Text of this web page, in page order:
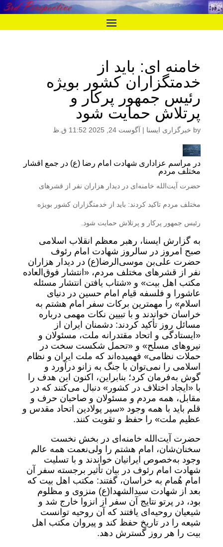
خامنه ای: باید از
خدمتگزاران کشور بویژه
رئیس جمهور پرکار و
پرتلاش حمایت شود
by خبرگزاری ایسنا | آگوست 24, 2025 11:52 ق.ظ
در مراسم عزاداری شهادت امام رضا (ع) در جمع اقشار
مختلف مردم
حضرت آیت‌الله خامنه‌ای در دیدار هزاران نفر از قشرهای
مختلف مردم تاکید کردند: باید از خدمتگزاران کشور بویژه
رئیس جمهور پرکار و پرتلاش حمایت شود.
به گزارش ایسنا، رهبر معظم انقلاب اسلامی
صبح امروز در سالروز شهادت امام‌ رئوف
حضرت علی‌بن‌ موسی‌الرضا(ع) در دیدار هزاران
نفر از قشرهای مختلف مردم، «انتشار فوق‌العاده
مکتب اهل بیت» و «شتاب یافتن انتشار مسئله
عاشورا و فلسفه قیام امام حسین در دنیای
اسلام» را مهمترین برکات سفر امام هشتم به
خراسان خواندند و با تبیین نکات مهمی درباره
مسائل روز تأکید کردند: دشمنان ایران از
«ایستادگی و اتحاد مقتدرانه ملت، مسئولان و
نیروهای مسلح» و «تحمل شکست سخت در
حملات نظامی» فهمیده‌اند که ملت ایران و نظام
اسلامی را نمی‌توان با جنگ به زانو درآورد و
گوش به‌فرمان کرد؛ بنابراین، اکنون این هدف را
با «ایجاد اختلاف در کشور» دنبال می‌کنند که در
مقابل، همه مردم و مسئولان و صاحبان حرف و
قلم باید با همه وجود «سپر پولادین اتحاد مقدس و
عظیم ملت» را حفظ و تقویت کنند.
حضرت آیت‌الله خامنه‌ای در بخش نخست
سخنان‌شان، امام هشتم را ولی‌نعمت همه عالم
وجود به‌خصوص ایرانیان خواندند و با تسلیت
شهادت امام رئوف در بیان تأثیر برجسته سفر آن
امام هُمام به خراسان، گفتند: مکتب اهل بیت که
بعد از شهادت سیدالشهدا(ع) منزوی و مظلوم
بود، در پرتو نتایج آن سفر از انزوا خارج شد و
شیعیان روحیه‌ای یافتند که آن روحیه توانست
شیعه را در تاریخ حفظ کند و پیروان مکتب اهل
بیت را هر روز گسترش دهد.